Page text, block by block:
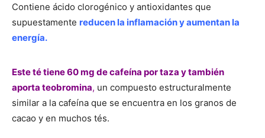
Contiene ácido clorogénico y antioxidantes que
supuestamente reducen la inflamación y aumentan la
energía.
Este té tiene 60 mg de cafeína por taza y también
aporta teobromina, un compuesto estructuralmente
similar a la cafeína que se encuentra en los granos de
cacao y en muchos tés.